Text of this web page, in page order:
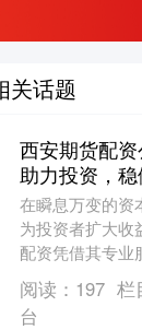
关话题
西安期货配资
助力投资，
在瞬息万变的资
为投资者扩大收
配资凭借其专业
者提供了强有力
程十分简单便捷
阅读： 197 栏
台